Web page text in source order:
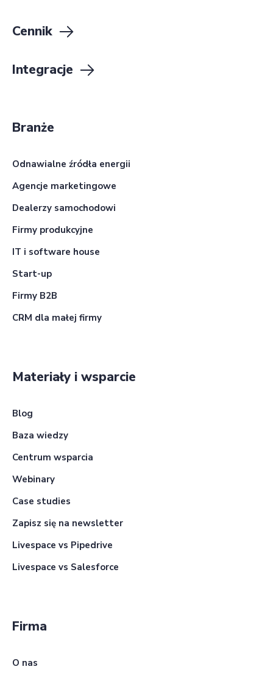
Cennik
Integracje
Branże
Odnawialne źródła energii
Agencje marketingowe
Dealerzy samochodowi
Firmy produkcyjne
IT i software house
Start-up
Firmy B2B
CRM dla małej firmy
Materiały i wsparcie
Blog
Baza wiedzy
Centrum wsparcia
Webinary
Case studies
Zapisz się na newsletter
Livespace vs Pipedrive
Livespace vs Salesforce
Firma
O nas